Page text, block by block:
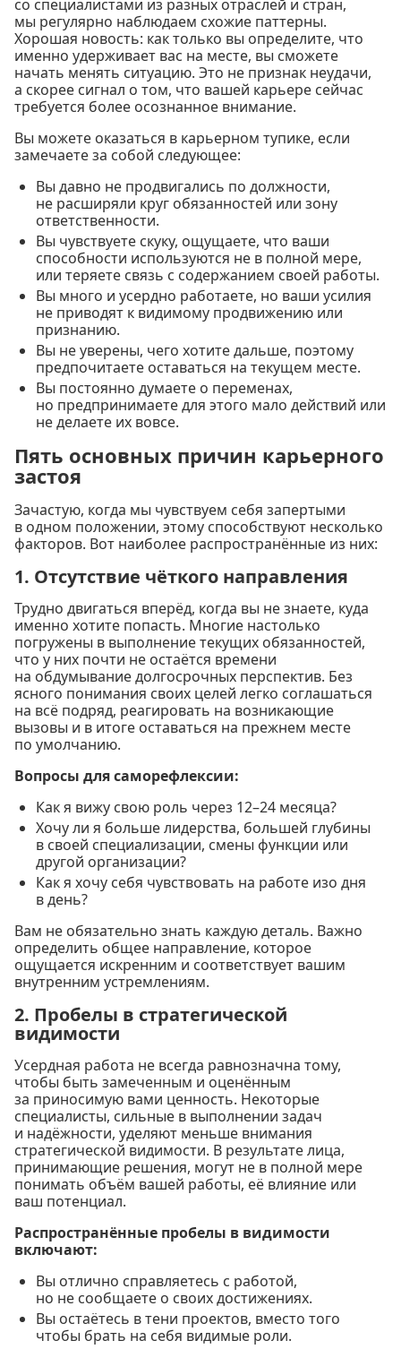
со специалистами из разных отраслей и стран,
мы регулярно наблюдаем схожие паттерны.
Хорошая новость: как только вы определите, что
именно удерживает вас на месте, вы сможете
начать менять ситуацию. Это не признак неудачи,
а скорее сигнал о том, что вашей карьере сейчас
требуется более осознанное внимание.
Вы можете оказаться в карьерном тупике, если
замечаете за собой следующее:
Вы давно не продвигались по должности,
не расширяли круг обязанностей или зону
ответственности.
Вы чувствуете скуку, ощущаете, что ваши
способности используются не в полной мере,
или теряете связь с содержанием своей работы.
Вы много и усердно работаете, но ваши усилия
не приводят к видимому продвижению или
признанию.
Вы не уверены, чего хотите дальше, поэтому
предпочитаете оставаться на текущем месте.
Вы постоянно думаете о переменах,
но предпринимаете для этого мало действий или
не делаете их вовсе.
Пять основных причин карьерного
застоя
Зачастую, когда мы чувствуем себя запертыми
в одном положении, этому способствуют несколько
факторов. Вот наиболее распространённые из них:
1. Отсутствие чёткого направления
Трудно двигаться вперёд, когда вы не знаете, куда
именно хотите попасть. Многие настолько
погружены в выполнение текущих обязанностей,
что у них почти не остаётся времени
на обдумывание долгосрочных перспектив. Без
ясного понимания своих целей легко соглашаться
на всё подряд, реагировать на возникающие
вызовы и в итоге оставаться на прежнем месте
по умолчанию.
Вопросы для саморефлексии:
Как я вижу свою роль через 12–24 месяца?
Хочу ли я больше лидерства, большей глубины
в своей специализации, смены функции или
другой организации?
Как я хочу себя чувствовать на работе изо дня
в день?
Вам не обязательно знать каждую деталь. Важно
определить общее направление, которое
ощущается искренним и соответствует вашим
внутренним устремлениям.
2. Пробелы в стратегической
видимости
Усердная работа не всегда равнозначна тому,
чтобы быть замеченным и оценённым
за приносимую вами ценность. Некоторые
специалисты, сильные в выполнении задач
и надёжности, уделяют меньше внимания
стратегической видимости. В результате лица,
принимающие решения, могут не в полной мере
понимать объём вашей работы, её влияние или
ваш потенциал.
Распространённые пробелы в видимости
включают:
Вы отлично справляетесь с работой,
но не сообщаете о своих достижениях.
Вы остаётесь в тени проектов, вместо того
чтобы брать на себя видимые роли.